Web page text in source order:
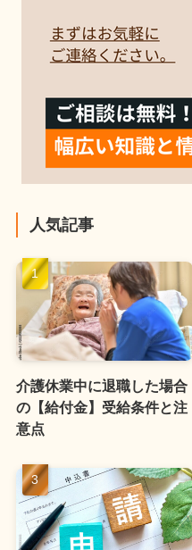
人気記事
介護休業中に退職した場合
の【給付金】受給条件と注
意点